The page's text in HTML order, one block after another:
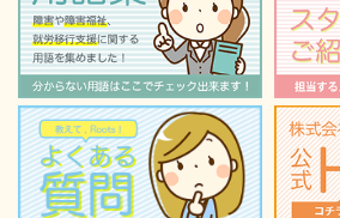
ウ
で
開
き
ま
す)
い
(新
し
い
ウ
ィ
ン
ド
ウ
で
開
き
ま
す)